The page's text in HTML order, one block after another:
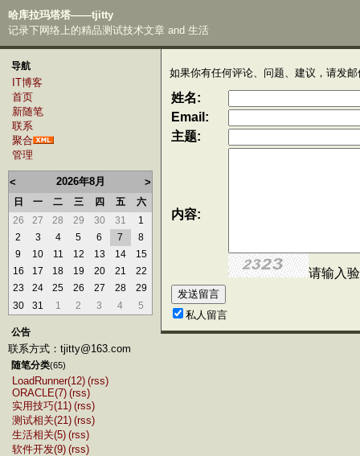
哈库拉玛塔塔——tjitty
记录下网络上的精品测试技术文章 and 生活
导航
IT博客
首页
新随笔
联系
聚合
管理
< 2026年8月 >
日 一 二 三 四 五
六
26
27 28 29 30 31
1
2
3 4 5 6 7
8
9
10 11 12 13 14
15
16
17 18 19 20 21
22
23
24 25 26 27 28
29
30
31 1 2 3 4 5
公告
联系方式：tjitty@163.com
随笔分类(65)
LoadRunner(12) (rss)
ORACLE(7) (rss)
实用技巧(11) (rss)
测试相关(21) (rss)
生活相关(5) (rss)
软件开发(9) (rss)
如果你有任何评论、问题、建议，请发
姓名:
Email:
主题:
内容:
请输入
私人留言